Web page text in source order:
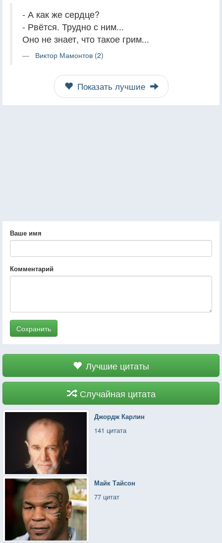
- А как же сердце?
- Рвётся. Трудно с ним...
Оно не знает, что такое грим...
Виктор Мамонтов (2)
Показать лучшие
Ваше имя
Комментарий
Сохранить
Лучшие цитаты
Случайная цитата
Джордж Карлин
141 цитата
Майк Тайсон
77 цитат